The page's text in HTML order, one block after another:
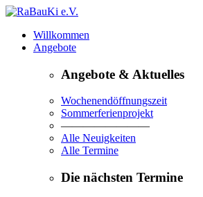
Willkommen
Angebote
Angebote & Aktuelles
Wochenendöffnungszeit
Sommerferienprojekt
————————
Alle Neuigkeiten
Alle Termine
Die nächsten Termine